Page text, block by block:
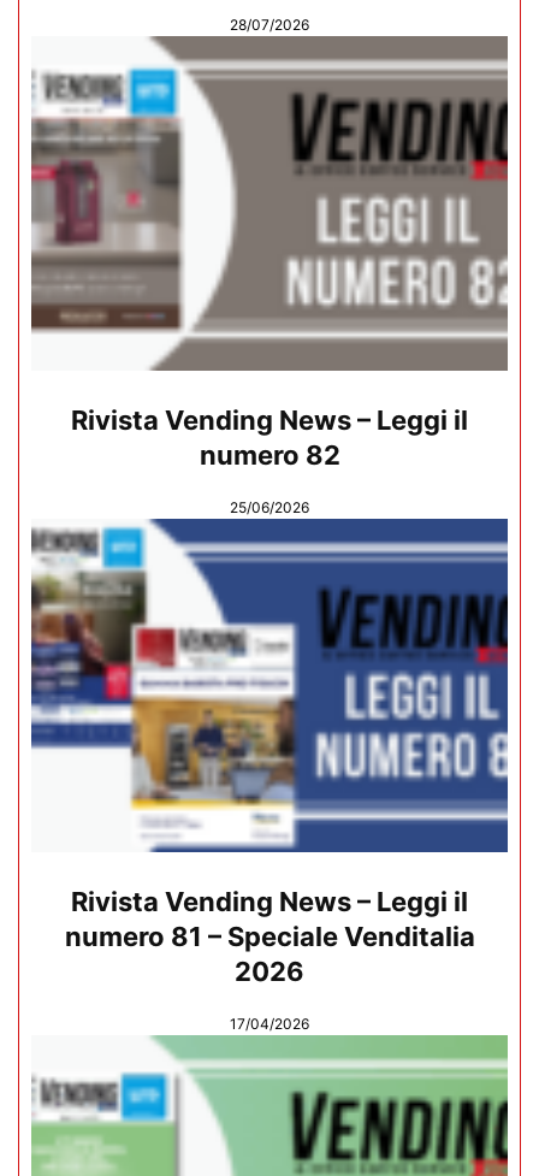
28/07/2026
Rivista Vending News – Leggi il
numero 82
25/06/2026
Rivista Vending News – Leggi il
numero 81 – Speciale Venditalia
2026
17/04/2026